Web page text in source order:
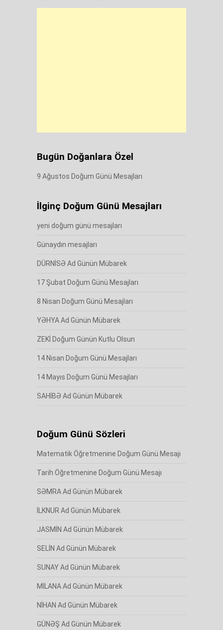
Bugün Doğanlara Özel
9 Ağustos Doğum Günü Mesajları
İlginç Doğum Günü Mesajları
yeni doğum günü mesajları
Günaydın mesajları
DÜRNİSƏ Ad Günün Mübarek
17 Şubat Doğum Günü Mesajları
8 Nisan Doğum Günü Mesajları
YƏHYA Ad Günün Mübarek
ZEKİ Doğum Günün Kutlu Olsun
14 Nisan Doğum Günü Mesajları
14 Mayıs Doğum Günü Mesajları
SAHİBƏ Ad Günün Mübarek
Doğum Günü Sözleri
Matematik Öğretmenine Doğum Günü Mesajı
Tarih Öğretmenine Doğum Günü Mesajı
SƏMRA Ad Günün Mübarek
İLKNUR Ad Günün Mübarek
JASMİN Ad Günün Mübarek
SELİN Ad Günün Mübarek
SUNAY Ad Günün Mübarek
MİLANA Ad Günün Mübarek
NİHAN Ad Günün Mübarek
GÜNƏŞ Ad Günün Mübarek